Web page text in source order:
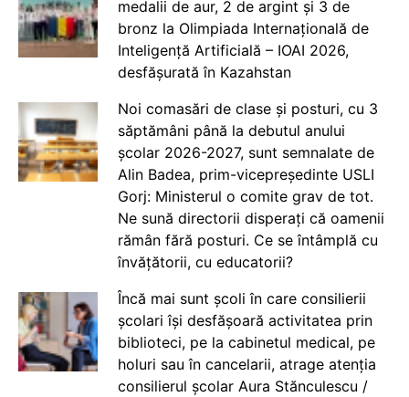
medalii de aur, 2 de argint și 3 de
bronz la Olimpiada Internațională de
Inteligență Artificială – IOAI 2026,
desfășurată în Kazahstan
Noi comasări de clase și posturi, cu 3
săptămâni până la debutul anului
școlar 2026-2027, sunt semnalate de
Alin Badea, prim-vicepreședinte USLI
Gorj: Ministerul o comite grav de tot.
Ne sună directorii disperați că oamenii
rămân fără posturi. Ce se întâmplă cu
învățătorii, cu educatorii?
Încă mai sunt școli în care consilierii
școlari își desfășoară activitatea prin
biblioteci, pe la cabinetul medical, pe
holuri sau în cancelarii, atrage atenția
consilierul școlar Aura Stănculescu /